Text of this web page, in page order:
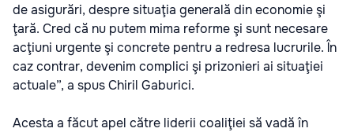
de asigurări, despre situaţia generală din economie şi
ţară. Cred că nu putem mima reforme şi sunt necesare
acţiuni urgente şi concrete pentru a redresa lucrurile. În
caz contrar, devenim complici şi prizonieri ai situaţiei
actuale”, a spus Chiril Gaburici.
Acesta a făcut apel către liderii coaliţiei să vadă în